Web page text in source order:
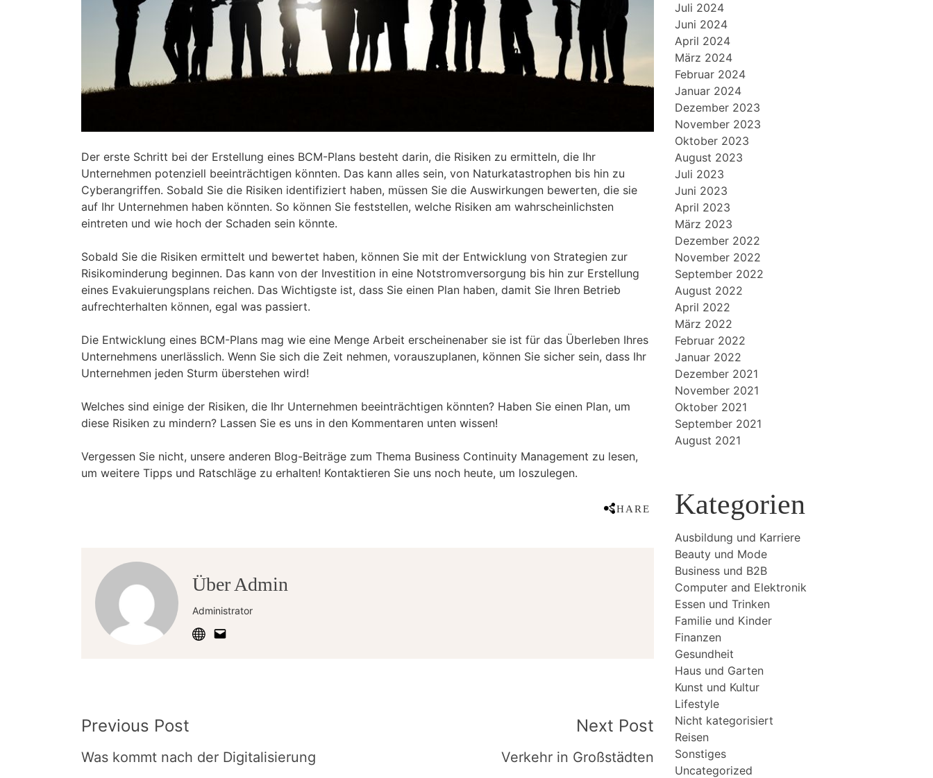
Der erste Schritt bei der Erstellung eines BCM-Plans besteht darin, die Risiken zu ermitteln, die Ihr
Unternehmen potenziell beeinträchtigen könnten. Das kann alles sein, von Naturkatastrophen bis hin zu
Cyberangriffen. Sobald Sie die Risiken identifiziert haben, müssen Sie die Auswirkungen bewerten, die sie
auf Ihr Unternehmen haben könnten. So können Sie feststellen, welche Risiken am wahrscheinlichsten
eintreten und wie hoch der Schaden sein könnte.
Sobald Sie die Risiken ermittelt und bewertet haben, können Sie mit der Entwicklung von Strategien zur
Risikominderung beginnen. Das kann von der Investition in eine Notstromversorgung bis hin zur Erstellung
eines Evakuierungsplans reichen. Das Wichtigste ist, dass Sie einen Plan haben, damit Sie Ihren Betrieb
aufrechterhalten können, egal was passiert.
Die Entwicklung eines BCM-Plans mag wie eine Menge Arbeit erscheinenaber sie ist für das Überleben Ihres
Unternehmens unerlässlich. Wenn Sie sich die Zeit nehmen, vorauszuplanen, können Sie sicher sein, dass Ihr
Unternehmen jeden Sturm überstehen wird!
Welches sind einige der Risiken, die Ihr Unternehmen beeinträchtigen könnten? Haben Sie einen Plan, um
diese Risiken zu mindern? Lassen Sie es uns in den Kommentaren unten wissen!
Vergessen Sie nicht, unsere anderen Blog-Beiträge zum Thema Business Continuity Management zu lesen,
um weitere Tipps und Ratschläge zu erhalten! Kontaktieren Sie uns noch heute, um loszulegen.
SHARE
Über Admin
Administrator
Navigation
Previous Post
Was kommt nach der Digitalisierung
Next Post
Verkehr in Großstädten
Juli 2024
Juni 2024
April 2024
März 2024
Februar 2024
Januar 2024
Dezember 2023
November 2023
Oktober 2023
August 2023
Juli 2023
Juni 2023
April 2023
März 2023
Dezember 2022
November 2022
September 2022
August 2022
April 2022
März 2022
Februar 2022
Januar 2022
Dezember 2021
November 2021
Oktober 2021
September 2021
August 2021
Kategorien
Ausbildung und Karriere
Beauty und Mode
Business und B2B
Computer and Elektronik
Essen und Trinken
Familie und Kinder
Finanzen
Gesundheit
Haus und Garten
Kunst und Kultur
Lifestyle
Nicht kategorisiert
Reisen
Sonstiges
Uncategorized